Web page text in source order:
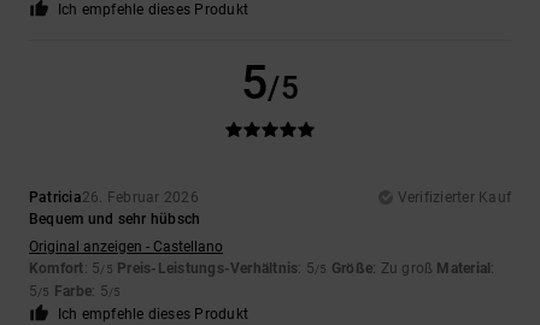
Ich empfehle dieses Produkt
5/5
Patricia26. Februar 2026
Verifizierter Kauf
Bequem und sehr hübsch
Original anzeigen - Castellano
Komfort: 5/5 Preis-Leistungs-Verhältnis: 5/5 Größe: Zu groß Material :
5/5 Farbe: 5/5
Ich empfehle dieses Produkt